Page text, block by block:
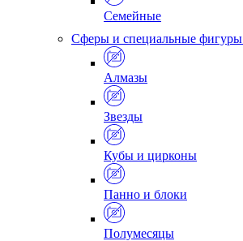
Семейные
Сферы и специальные фигуры
Алмазы
Звезды
Кубы и цирконы
Панно и блоки
Полумесяцы